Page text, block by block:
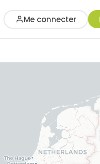
Me connecter